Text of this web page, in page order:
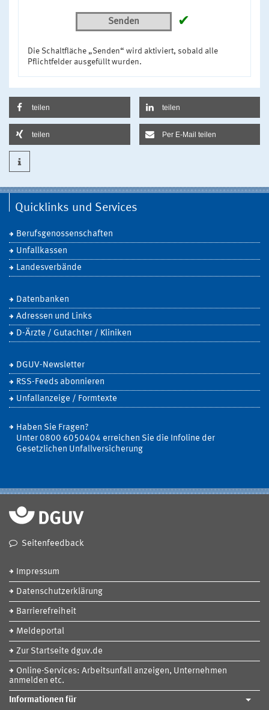
Senden ✔
Die Schaltfläche „Senden“ wird aktiviert, sobald alle
Pflichtfelder ausgefüllt wurden.
teilen teilen
teilen Per E-Mail teilen
Quicklinks und Services
Berufsgenossenschaften
Unfallkassen
Landesverbände
Datenbanken
Adressen und Links
D-Ärzte / Gutachter / Kliniken
DGUV-Newsletter
RSS-Feeds abonnieren
Unfallanzeige / Formtexte
Haben Sie Fragen?
Unter 0800 6050404 erreichen Sie die Infoline der
Gesetzlichen Unfallversicherung
Seitenfeedback
Impressum
Datenschutzerklärung
Barrierefreiheit
Meldeportal
Zur Startseite dguv.de
Online-Services: Arbeitsunfall anzeigen, Unternehmen
anmelden etc.
Informationen für